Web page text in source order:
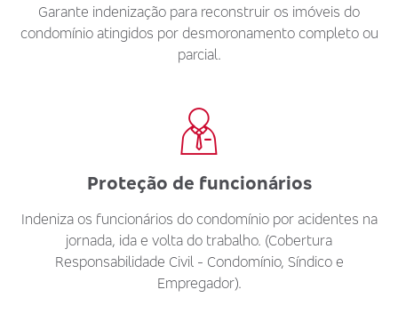
Garante indenização para reconstruir os imóveis do
condomínio atingidos por desmoronamento completo ou
parcial.
Proteção de funcionários
Indeniza os funcionários do condomínio por acidentes na
jornada, ida e volta do trabalho. (Cobertura
Responsabilidade Civil - Condomínio, Síndico e
Empregador).